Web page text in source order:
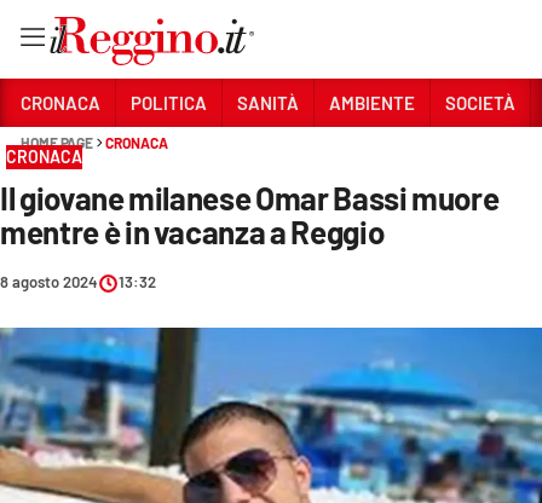
Sezioni
CRONACA
AMBIENTE
SOCIETÀ
CULTURA
CRONACA POLITICA SANITÀ AMBIENTE SOCIETÀ
HOME PAGE CRONACA
CRONACA
Il giovane milanese Omar Bassi muore
mentre è in vacanza a Reggio
8 agosto 2024 13:32